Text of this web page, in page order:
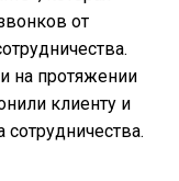
от
на протяжении
клиенту и
сотрудничества.